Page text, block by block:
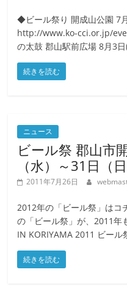
◆ビール祭り 開成山公園 7
http://www.ko-cci.or.jp/
の太鼓 郡山駅前広場 8月3
続きを読む
ニュース
ビール祭 郡山市
（水）～31日（日
2011年7月26日
2012年の「ビール祭」はコ
の「ビール祭」が、2011年
IN KORIYAMA 2011 ビー
続きを読む